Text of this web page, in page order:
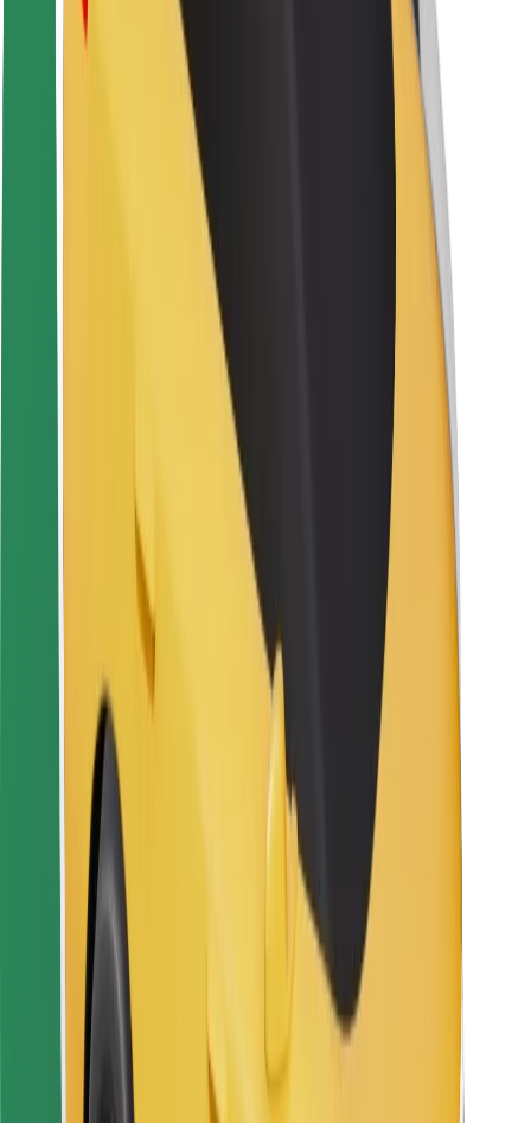
Seguridad para conductores
Seguridad para patinetes
Laboratorio de seguridad
Dónde estamos
Soluciones para las ciudades
Estaciones de carga de Bolt
Para repartidores
Bolt Food
Para propietarios de flota
Para restaurantes
Bolt para empresas
Otros
Proveedores
Términos y Condiciones
Cookies
Seguridad
Consigue un viaje en minutos
Descargar la app de Bolt
Encuentra tu comida favorita
Descargar la app de Bolt Food